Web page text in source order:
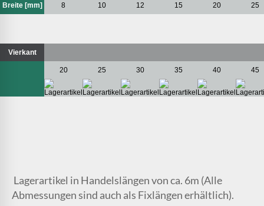
Lagerartikel in Handelslängen von ca. 6m (Alle
Abmessungen sind auch als Fixlängen erhältlich).